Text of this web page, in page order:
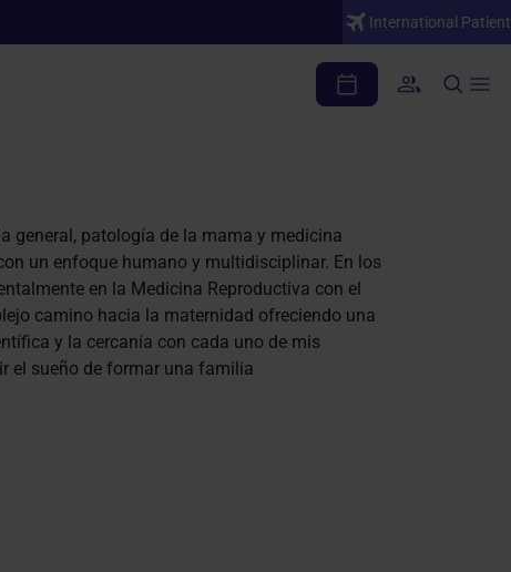
International Patient
general, patología de la mama y medicina
un enfoque humano y multidisciplinar. En los
en la Medicina Reproductiva con el
camino hacia la maternidad ofreciendo una
y la cercanía con cada uno de mis
el sueño de formar una familia